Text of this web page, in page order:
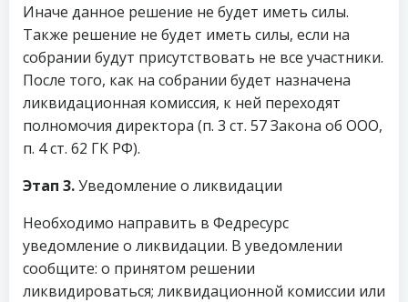
Иначе данное решение не будет иметь силы.
Также решение не будет иметь силы, если на
собрании будут присутствовать не все участники.
После того, как на собрании будет назначена
ликвидационная комиссия, к ней переходят
полномочия директора (п. 3 ст. 57 Закона об ООО,
п. 4 ст. 62 ГК РФ).
Этап 3.Уведомление о ликвидации
Необходимо направить в Федресурс
уведомление о ликвидации. В уведомлении
сообщите: о принятом решении
ликвидироваться; ликвидационной комиссии или